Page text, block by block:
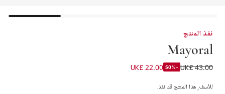
نفذ المنتج
Mayoral
طقم بنطلون محبوك لون عاجي للبنات
UK£ 43.00
-50%
UK£ 22.00
للأسف, هذا المنتج قد نفذ.